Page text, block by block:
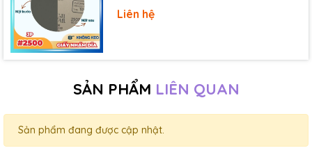
Liên hệ
SẢN PHẨM LIÊN QUAN
Sản phẩm đang được cập nhật.